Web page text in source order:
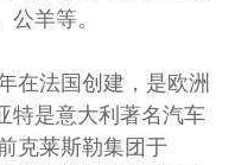
羊等。
在法国创建，是欧洲
特是意大利著名汽车
克莱斯勒集团于